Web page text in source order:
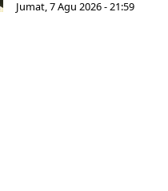
Jumat, 7 Agu 2026 - 21:59